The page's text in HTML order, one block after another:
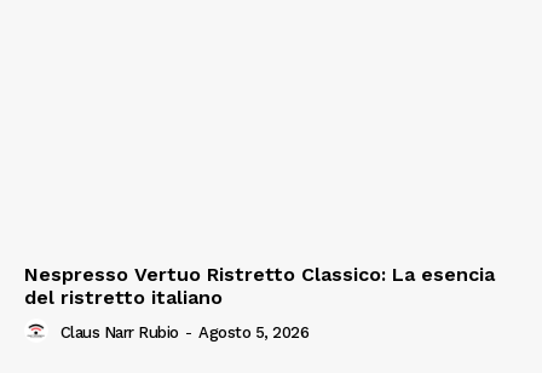
Nespresso Vertuo Ristretto Classico: La esencia
del ristretto italiano
Claus Narr Rubio - Agosto 5, 2026